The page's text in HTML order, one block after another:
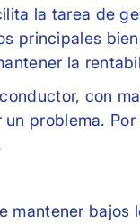
la tarea de
principales
la
con
problema.
mantener bajos